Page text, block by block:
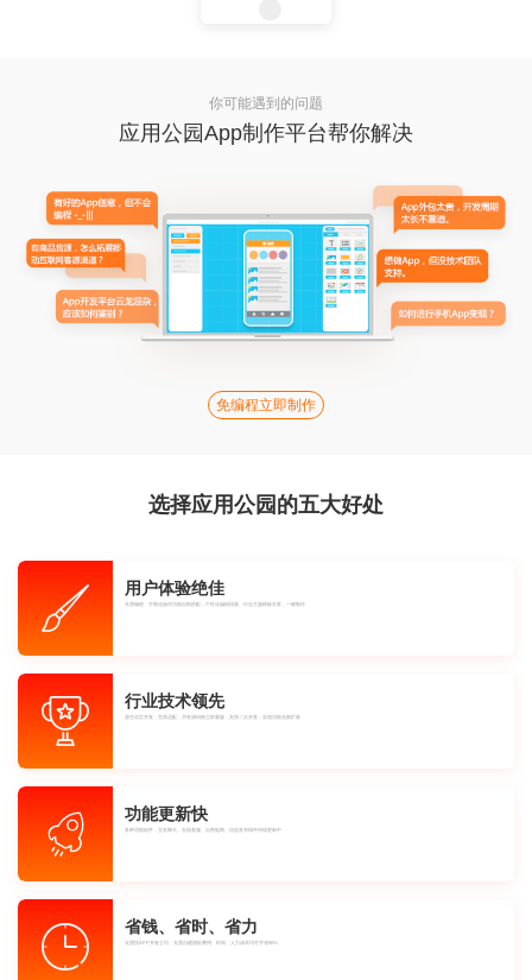
你可能遇到的问题
应用公园App制作平台帮你解决
免编程立即制作
选择应用公园的五大好处
用户体验绝佳
无需编程，可视化操作功能自助搭配，个性化编辑排版。行业主题模板丰富，一键制作
行业技术领先
源生语言开发，完美适配，另有源码独立部署版，支持二次开发，实现功能无限扩展
功能更新快
多种功能组件，交友聊天、在线客服、自营电商、信息发布插件持续更新中
省钱、省时、省力
无需找APP开发公司、无需自建团队费用、时间、人力成本均可节省90%